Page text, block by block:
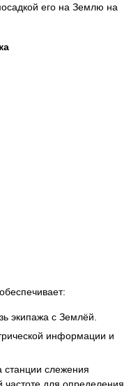
его на Землю на
экипажа с Землёй.
информации и
слежения